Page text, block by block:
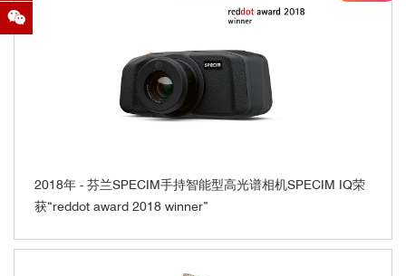
2018年 - 芬兰SPECIM手持智能型高光谱相机SPECIM IQ荣
获“reddot award 2018 winner”